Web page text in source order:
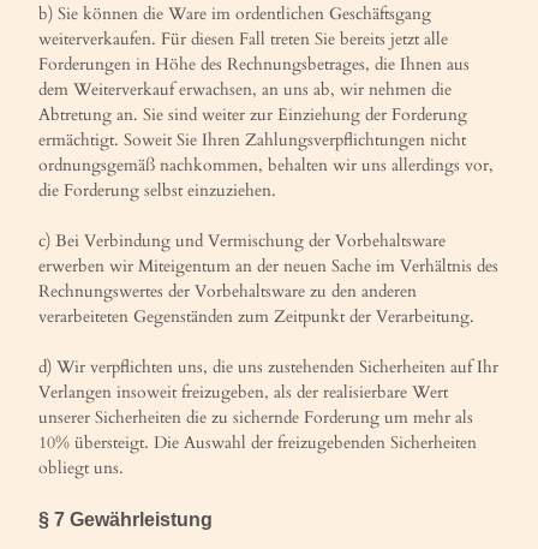
b) Sie können die Ware im ordentlichen Geschäftsgang
weiterverkaufen. Für diesen Fall treten Sie bereits jetzt alle
Forderungen in Höhe des Rechnungsbetrages, die Ihnen aus
dem Weiterverkauf erwachsen, an uns ab, wir nehmen die
Abtretung an. Sie sind weiter zur Einziehung der Forderung
ermächtigt. Soweit Sie Ihren Zahlungsverpflichtungen nicht
ordnungsgemäß nachkommen, behalten wir uns allerdings vor,
die Forderung selbst einzuziehen.
c) Bei Verbindung und Vermischung der Vorbehaltsware
erwerben wir Miteigentum an der neuen Sache im Verhältnis des
Rechnungswertes der Vorbehaltsware zu den anderen
verarbeiteten Gegenständen zum Zeitpunkt der Verarbeitung.
d) Wir verpflichten uns, die uns zustehenden Sicherheiten auf Ihr
Verlangen insoweit freizugeben, als der realisierbare Wert
unserer Sicherheiten die zu sichernde Forderung um mehr als
10% übersteigt. Die Auswahl der freizugebenden Sicherheiten
obliegt uns.
§ 7 Gewährleistung